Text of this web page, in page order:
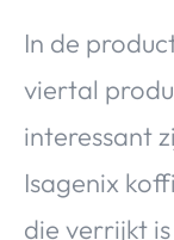
In de
viertal
interessant
Isagenix
die verrijkt